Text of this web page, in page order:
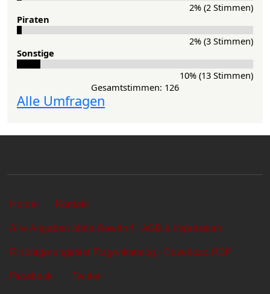
2% (2 Stimmen)
Pi­ra­ten
2% (3 Stimmen)
Sons­ti­ge
10% (13 Stimmen)
Gesamtstimmen: 126
Alle Umfragen
Sekundärlinks
Home
Kontakt
Alle Angaben ohne Gewähr! | AGB & Impressum
Einbürgerungstest Fragenkatalog - Download PDF
Facebook
Twitter